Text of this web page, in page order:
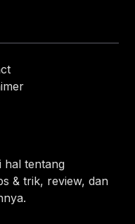
hal tentang
& trik, review, dan